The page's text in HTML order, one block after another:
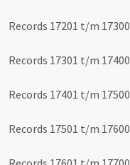
Records 17201 t/m 17300
Records 17301 t/m 17400
Records 17401 t/m 17500
Records 17501 t/m 17600